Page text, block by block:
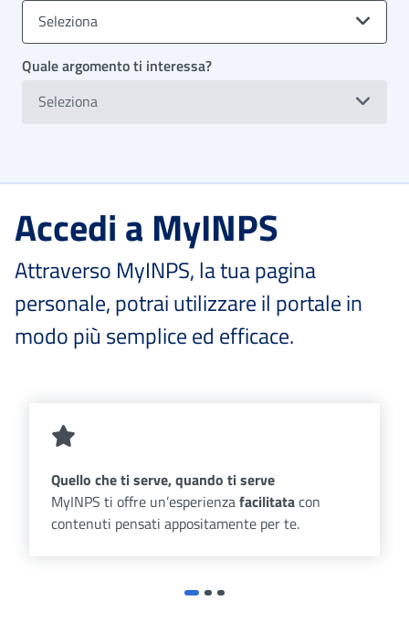
Seleziona
Quale argomento ti interessa?
Seleziona
Accedi a MyINPS
Attraverso MyINPS, la tua pagina
personale, potrai utilizzare il portale in
modo più semplice ed efficace.
Quello che ti serve, quando ti serve
MyINPS ti offre un’esperienzafacilitatacon
contenuti pensati appositamente per te.